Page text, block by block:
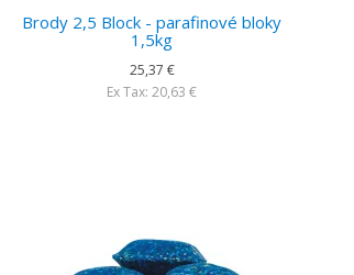
Brody 2,5 Block - parafinové bloky
1,5kg
25,37 €
Ex Tax: 20,63 €